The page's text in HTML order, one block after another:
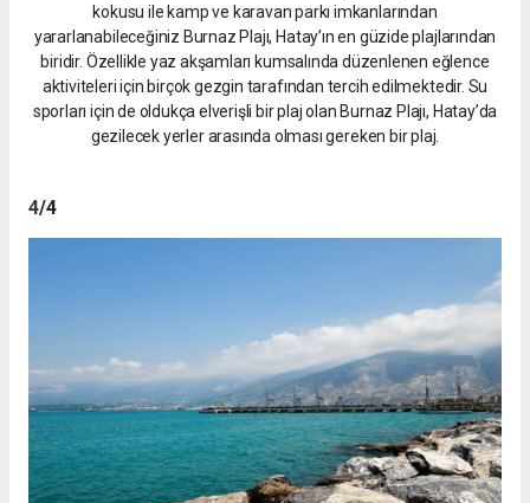
kokusu ile kamp ve karavan parkı imkanlarından
yararlanabileceğiniz Burnaz Plajı, Hatay’ın en güzide plajlarından
biridir. Özellikle yaz akşamları kumsalında düzenlenen eğlence
aktiviteleri için birçok gezgin tarafından tercih edilmektedir. Su
sporları için de oldukça elverişli bir plaj olan Burnaz Plajı, Hatay’da
gezilecek yerler arasında olması gereken bir plaj.
4/4